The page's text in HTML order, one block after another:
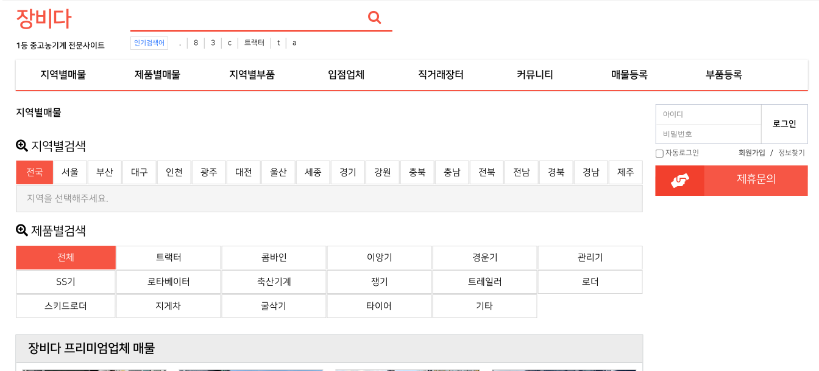
장비다
1등 중고농기계 전문사이트 인기검색어 . 8 3 c 트랙터 t a
지역별매물 제품별매물 지역별부품 입점업체 직거래장터 커뮤니티 매물등록 부품등록
지역별매물
지역별검색
전국 서울 부산 대구 인천 광주 대전 울산 세종 경기 강원 충북 충남 전북 전남 경북 경남 제주
지역을 선택해주세요.
제품별검색
전체 트랙터 콤바인 이앙기 경운기 관리기
SS기 로타베이터 축산기계 쟁기 트레일러 로더
스키드로더 지게차 굴삭기 타이어 기타
장비다 프리미엄업체 매물
자동로그인 회원가입 / 정보찾기
제휴문의